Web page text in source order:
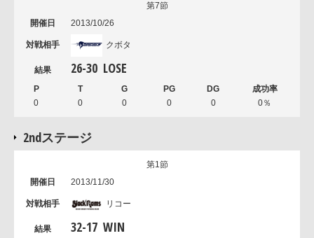
第7節
2013/10/26
クボタ
26-30 LOSE
0 0 0 0 0 0％
2ndステージ
第1節
2013/11/30
リコー
32-17 WIN